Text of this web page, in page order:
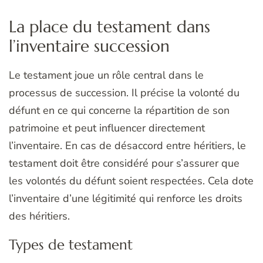
La place du testament dans
l’inventaire succession
Le testament joue un rôle central dans le
processus de succession. Il précise la volonté du
défunt en ce qui concerne la répartition de son
patrimoine et peut influencer directement
l’inventaire. En cas de désaccord entre héritiers, le
testament doit être considéré pour s’assurer que
les volontés du défunt soient respectées. Cela dote
l’inventaire d’une légitimité qui renforce les droits
des héritiers.
Types de testament